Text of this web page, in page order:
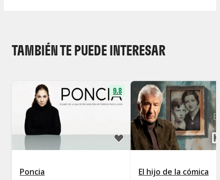
TAMBIÉN TE PUEDE INTERESAR
9.8
Poncia El hijo de la cómica